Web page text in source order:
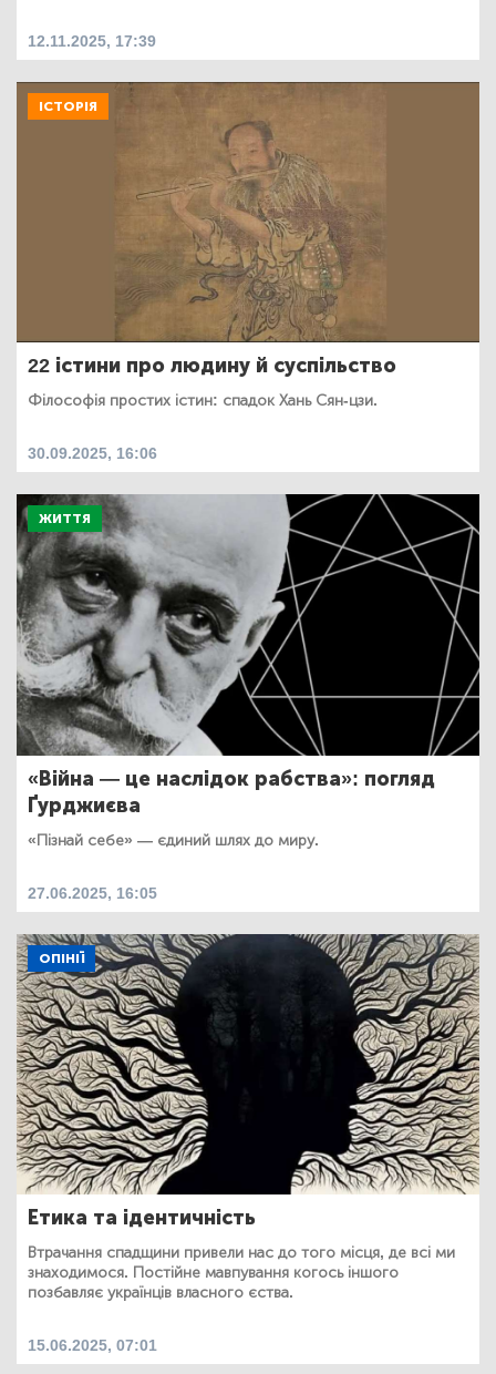
12.11.2025, 17:39
ІСТОРІЯ
22 істини про людину й суспільство
Філософія простих істин: спадок Хань Сян-цзи.
30.09.2025, 16:06
ЖИТТЯ
«Війна — це наслідок рабства»: погляд
Ґурджиєва
«Пізнай себе» — єдиний шлях до миру.
27.06.2025, 16:05
ОПІНІЇ
Етика та ідентичність
Втрачання спадщини привели нас до того місця, де всі ми
знаходимося. Постійне мавпування когось іншого
позбавляє українців власного єства.
15.06.2025, 07:01